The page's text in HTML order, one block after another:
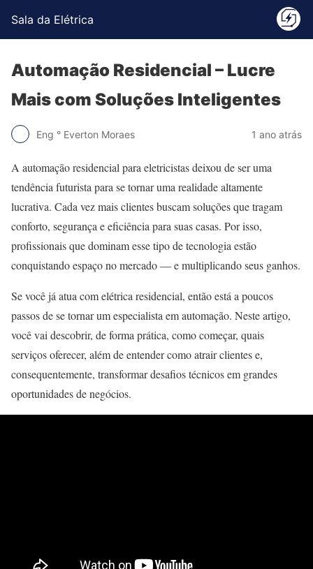
Sala da Elétrica
Automação Residencial – Lucre
Mais com Soluções Inteligentes
Eng ° Everton Moraes 1 ano atrás
A automação residencial para eletricistas deixou de ser uma
tendência futurista para se tornar uma realidade altamente
lucrativa. Cada vez mais clientes buscam soluções que tragam
conforto, segurança e eficiência para suas casas. Por isso,
profissionais que dominam esse tipo de tecnologia estão
conquistando espaço no mercado — e multiplicando seus ganhos.
Se você já atua com elétrica residencial, então está a poucos
passos de se tornar um especialista em automação. Neste artigo,
você vai descobrir, de forma prática, como começar, quais
serviços oferecer, além de entender como atrair clientes e,
consequentemente, transformar desafios técnicos em grandes
oportunidades de negócios.